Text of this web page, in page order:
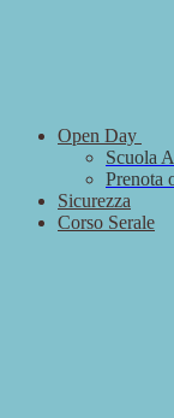
Open Day
Scuola
Prenota
Sicurezza
Corso Serale